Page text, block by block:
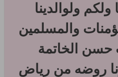
ولكم ولوالدينا
والمسلمين
حسن الخاتمة
روضه من رياض